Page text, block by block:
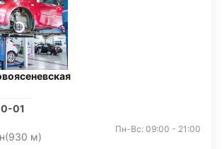
01
(930 м)
Пн-Вс: 09:00 - 21:00